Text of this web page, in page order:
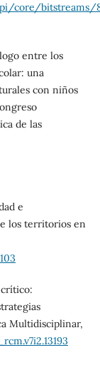
core/bitstreams/
entre los
una
con niños
de las
e
los territorios en
crítico:
Multidisciplinar,